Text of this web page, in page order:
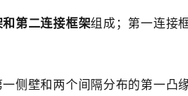
第二连接框架组成；第一连接
侧壁和两个间隔分布的第一凸